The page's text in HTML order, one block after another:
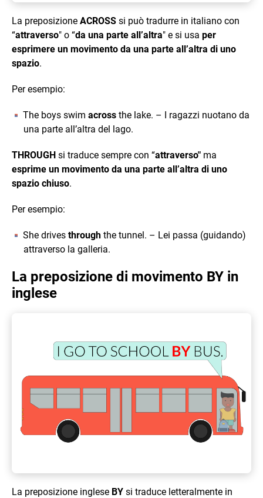
La preposizione ACROSS si può tradurre in italiano con
“attraverso" o “da una parte all’altra" e si usa per
esprimere un movimento da una parte all’altra di uno
spazio.
Per esempio:
The boys swim across the lake. – I ragazzi nuotano da
una parte all’altra del lago.
THROUGH si traduce sempre con “attraverso" ma
esprime un movimento da una parte all’altra di uno
spazio chiuso.
Per esempio:
She drives through the tunnel. – Lei passa (guidando)
attraverso la galleria.
La preposizione di movimento BY in
inglese
La preposizione inglese BY si traduce letteralmente in